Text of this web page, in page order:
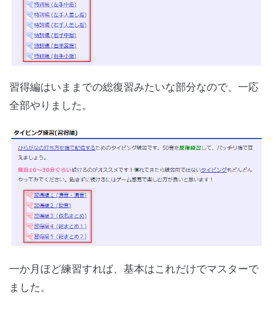
習得編はいままでの総復習みたいな部分なので、一応
全部やりました。
一か月ほど練習すれば、基本はこれだけでマスターで
ました。